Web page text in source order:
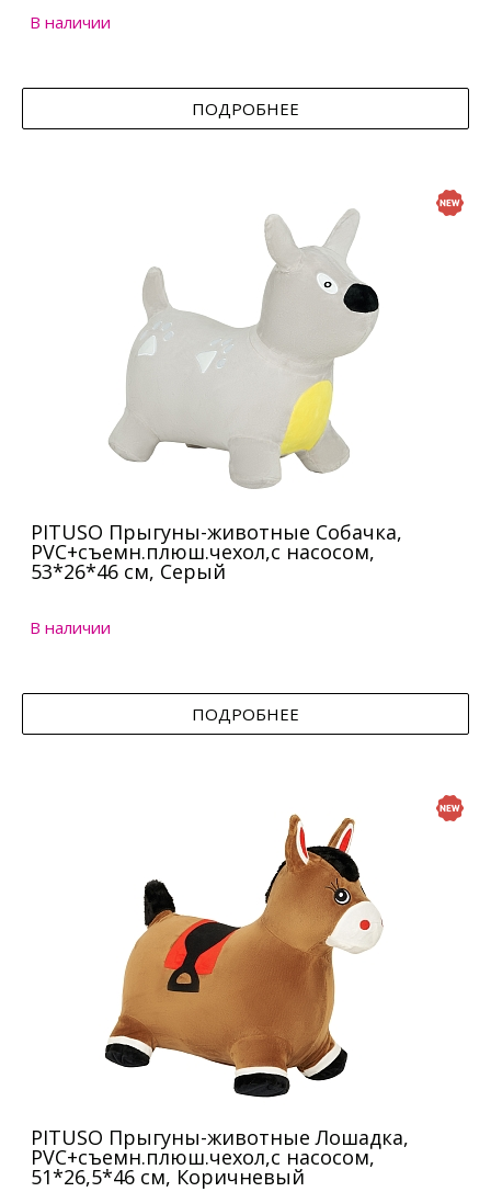
В наличии
ПОДРОБНЕЕ
PITUSO Прыгуны-животные Собачка,
PVC+съемн.плюш.чехол,с насосом,
53*26*46 см, Серый
В наличии
ПОДРОБНЕЕ
PITUSO Прыгуны-животные Лошадка,
PVC+съемн.плюш.чехол,с насосом,
51*26,5*46 см, Коричневый